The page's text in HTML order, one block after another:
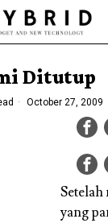
Ditutup
October 27, 2009
Setelah
yang